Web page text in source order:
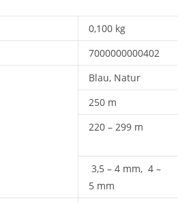
0,100 kg
7000000000402
Blau, Natur
250 m
220 – 299 m
3,5 – 4 mm, 4 –
5 mm